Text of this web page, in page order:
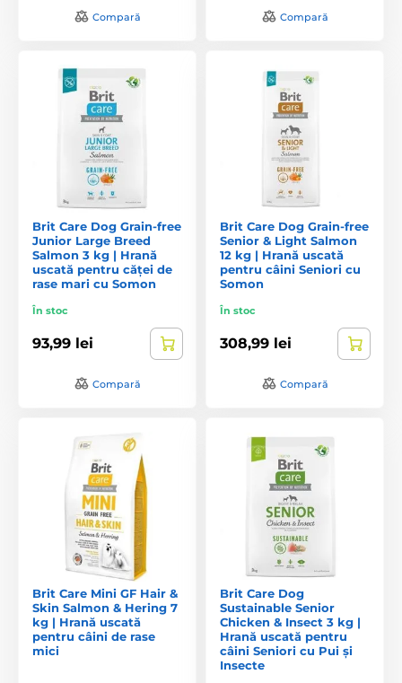
Compară Compară
Brit Care Dog Grain-free
Junior Large Breed
Salmon 3 kg | Hrană
uscată pentru căței de
rase mari cu Somon
În stoc
93,99 lei
Compară
Brit Care Dog Grain-free
Senior & Light Salmon
12 kg | Hrană uscată
pentru câini Seniori cu
Somon
În stoc
308,99 lei
Compară
Brit Care Mini GF Hair &
Skin Salmon & Hering 7
kg | Hrană uscată
pentru câini de rase
mici
Brit Care Dog
Sustainable Senior
Chicken & Insect 3 kg |
Hrană uscată pentru
câini Seniori cu Pui și
Insecte